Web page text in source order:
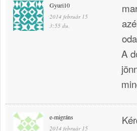
Gyuri10
2014 február 15
3:55 du.
A
e-migráns
2014 február 15